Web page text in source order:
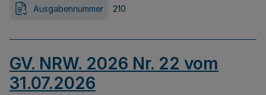
Ausgabennummer 210
GV. NRW. 2026 Nr. 22 vom
31.07.2026